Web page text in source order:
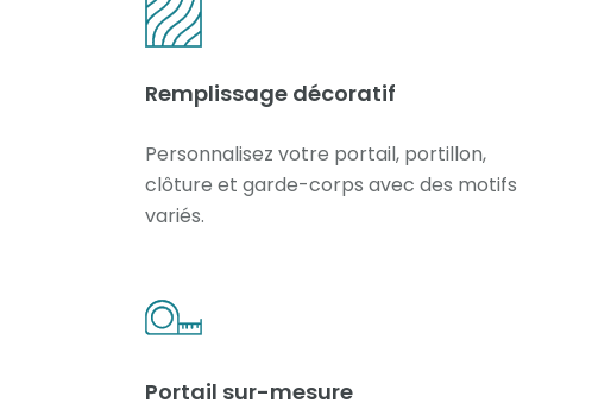
Remplissage décoratif
Personnalisez votre portail, portillon,
clôture et garde-corps avec des motifs
variés.
Portail sur-mesure